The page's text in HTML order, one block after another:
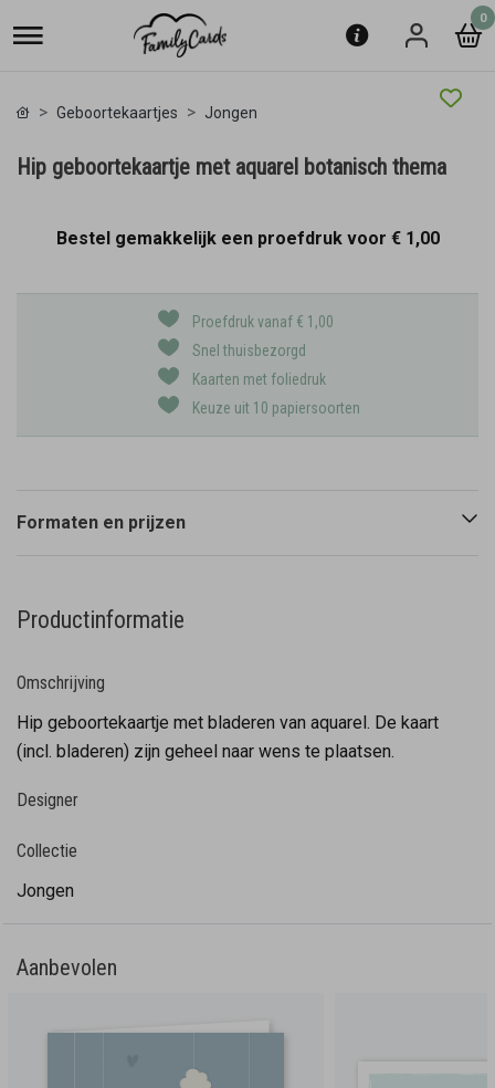
0
Geboortekaartjes Jongen
Hip geboortekaartje met aquarel botanisch thema
Bestel gemakkelijk een proefdruk voor € 1,00
Proefdruk vanaf € 1,00
Snel thuisbezorgd
Kaarten met foliedruk
Keuze uit 10 papiersoorten
Formaten en prijzen
Productinformatie
Omschrijving
Hip geboortekaartje met bladeren van aquarel. De kaart
(incl. bladeren) zijn geheel naar wens te plaatsen.
Designer
Collectie
Jongen
Aanbevolen